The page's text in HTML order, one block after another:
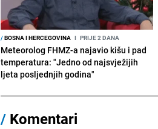
/BOSNA I HERCEGOVINA I PRIJE 2 DANA
Meteorolog FHMZ-a najavio kišu i pad
temperatura: "Jedno od najsvježijih
ljeta posljednjih godina"
/ Komentari